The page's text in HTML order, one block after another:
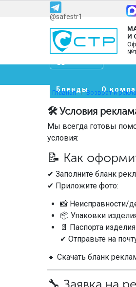
@safestr1
И
Бренды О
Главная Возврат и
🛠 Условия
Мы всегда готовы
условия:
📝 Как
✔ Заполните бланк
✔ Приложите фото:
📸 Неисправности/
📦 Упаковки
📄 Паспорта изделия
✔ Отправьте на
🔹 Скачать бланк